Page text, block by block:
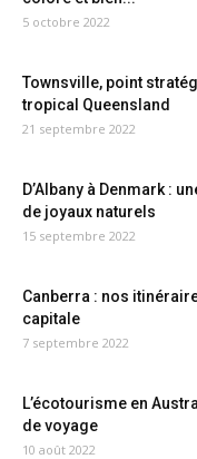
5 octobre 2022
Townsville, point
tropical Queensland
21 septembre 2022
D’Albany à Denmark :
de joyaux naturels
15 septembre 2022
Canberra : nos
capitale
7 septembre 2022
L’écotourisme en
de voyage
10 août 2022